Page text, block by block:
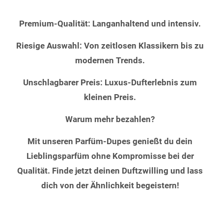
Premium-Qualität: Langanhaltend und intensiv.
Riesige Auswahl: Von zeitlosen Klassikern bis zu
modernen Trends.
Unschlagbarer Preis: Luxus-Dufterlebnis zum
kleinen Preis.
Warum mehr bezahlen?
Mit unseren Parfüm-Dupes genießt du dein
Lieblingsparfüm ohne Kompromisse bei der
Qualität. Finde jetzt deinen Duftzwilling und lass
dich von der Ähnlichkeit begeistern!